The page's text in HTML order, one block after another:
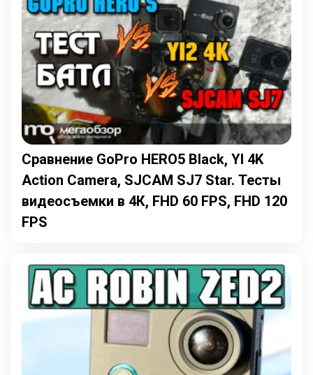
Сравнение GoPro HERO5 Black, YI 4K
Action Camera, SJCAM SJ7 Star. Тесты
видеосъемки в 4К, FHD 60 FPS, FHD 120
FPS